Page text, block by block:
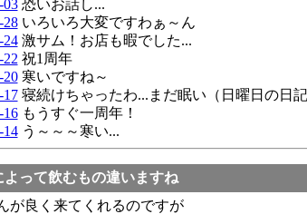
03恐いお話し...
28いろいろ大変ですわぁ～ん
24激サム！お店も暇でした...
22 祝1周年
20寒いですね～
17寝続けちゃったわ...まだ眠い（日曜日の日記
16もうすぐ一周年！
14う～～～寒い...
って飲むもの違いますね
が良く来てくれるのですが